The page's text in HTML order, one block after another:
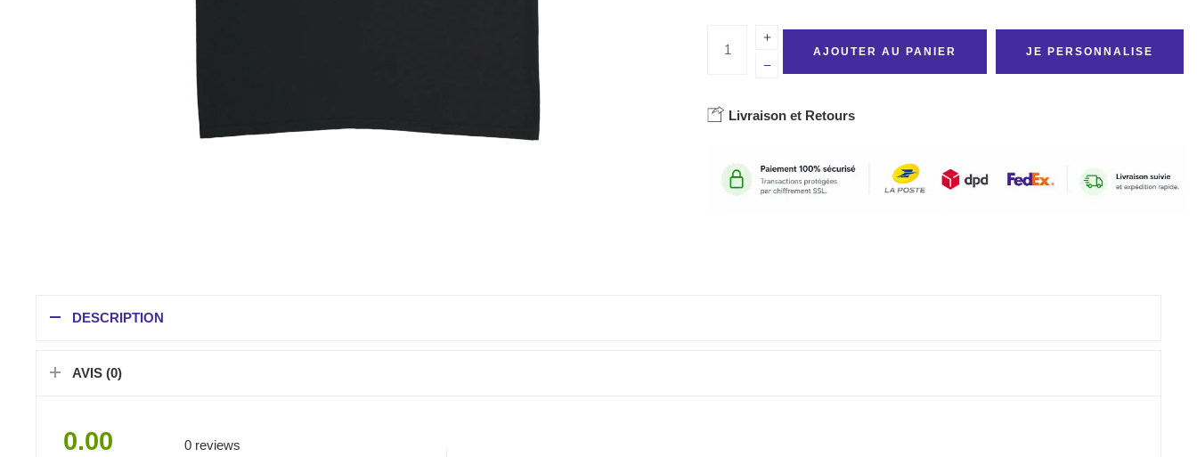
AJOUTER AU PANIER JE PERSONNALISE
Livraison et Retours
DESCRIPTION
AVIS (0)
0.00 0 reviews